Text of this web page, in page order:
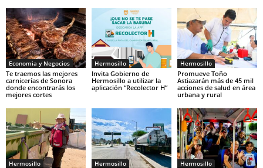
Economia y Negocios
Te traemos las mejores
carnicerías de Sonora
donde encontrarás los
mejores cortes
Hermosillo
Invita Gobierno de
Hermosillo a utilizar la
aplicación “Recolector H”
Hermosillo
Promueve Toño
Astiazarán más de 45 mil
acciones de salud en área
urbana y rural
Hermosillo Hermosillo Hermosillo